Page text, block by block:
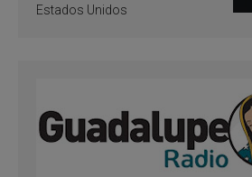
Estados Unidos